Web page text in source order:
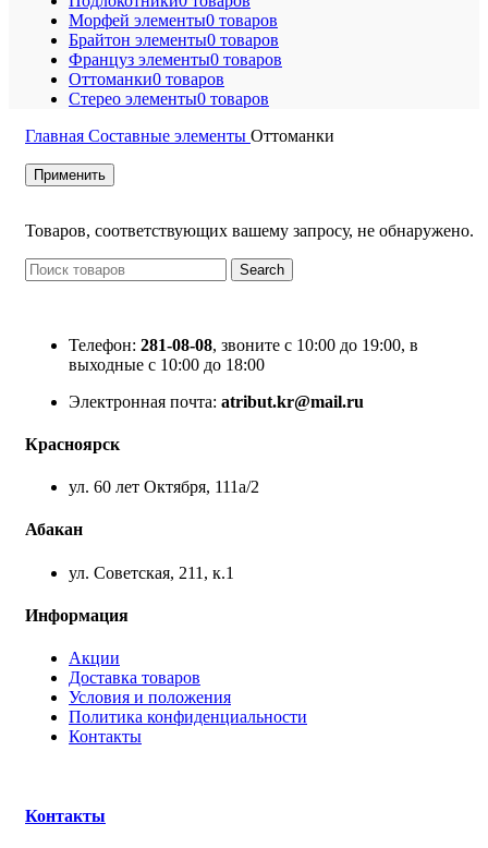
Морфей элементы0 товаров
Брайтон элементы0 товаров
Француз элементы0 товаров
Оттоманки0 товаров
Стерео элементы0 товаров
Главная Составные элементы Оттоманки
Применить
Товаров, соответствующих вашему запросу, не обнаружено.
Search
Телефон: 281-08-08, звоните с 10:00 до 19:00, в
выходные с 10:00 до 18:00
Электронная почта: atribut.kr@mail.ru
Красноярск
ул. 60 лет Октября, 111а/2
Абакан
ул. Советская, 211, к.1
Информация
Акции
Доставка товаров
Условия и положения
Политика конфиденциальности
Контакты
Контакты